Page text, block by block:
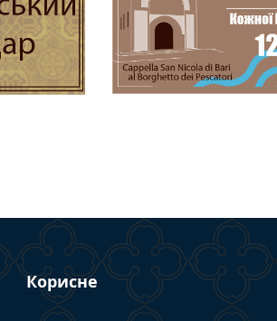
Корисне